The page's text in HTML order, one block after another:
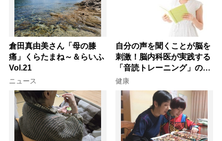
倉田真由美さん「母の膝
痛」くらたまね～＆らいふ
Vol.21
ニュース
自分の声を聞くことが脳を
刺激！脳内科医が実践する
「音読トレーニング」の極
意
健康